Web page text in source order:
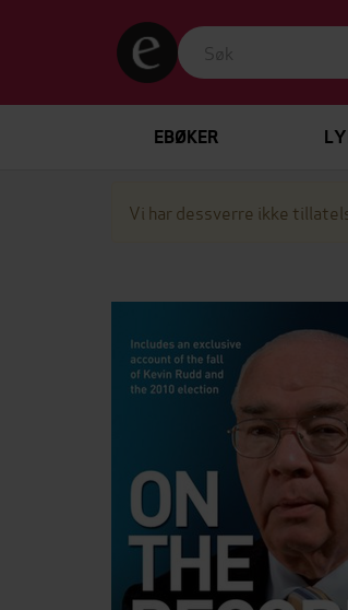
EBØKER
Vi har dessverre ikke